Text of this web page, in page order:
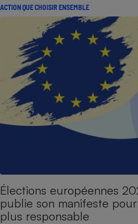
ACTION QUE CHOISIR ENSEMBLE
Élections européennes
publie son manifeste
plus responsable